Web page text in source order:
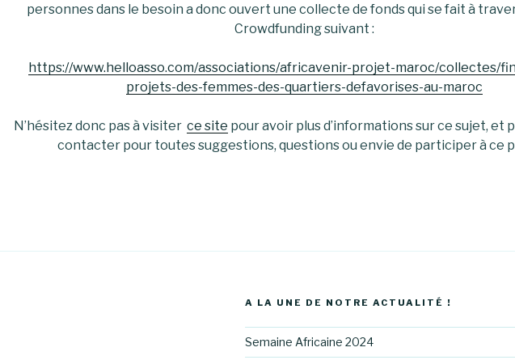
personnes dans le besoin a donc ouvert une collecte de fonds qui se fait à
Crowdfunding suivant :
https://www.helloasso.com/associations/africavenir-projet-maroc/collectes/
projets-des-femmes-des-quartiers-defavorises-au-maroc
N’hésitez donc pas à visiter ce site pour avoir plus d’informations sur ce sujet, et
contacter pour toutes suggestions, questions ou envie de participer à ce
A LA UNE DE NOTRE ACTUALITÉ !
Semaine Africaine 2024